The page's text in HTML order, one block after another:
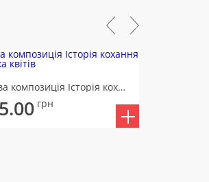
Квіткова композиція Історія кохання
грн